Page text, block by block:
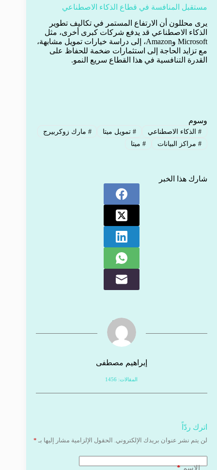
مستقبل المنافسة في قطاع الذكاء الاصطناعي
يرى محللون أن الارتفاع المستمر في تكاليف تطوير
الذكاء الاصطناعي قد يدفع شركات كبرى أخرى، مثل
Microsoft وAmazon، إلى دراسة خيارات تمويل مشابهة،
مع تزايد الحاجة إلى استثمارات ضخمة للحفاظ على
القدرة التنافسية في هذا القطاع سريع النمو.
وسوم
#الذكاء الاصطناعي #تمويل ميتا # مارك زوكربيرج
#مراكز البيانات #ميتا
شارك هذا الخبر
إبراهيم مصطفى
المقالات: 1456
اترك ردّاً
لن يتم نشر عنوان بريدك الإلكتروني. الحقول الإلزامية مشار إليها بـ *
الاسم*